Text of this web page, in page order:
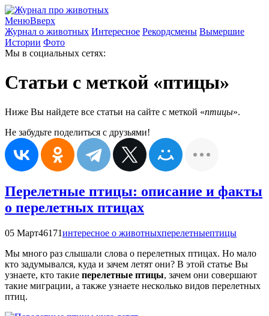
МенюВверх
Журнал о животных Интересное Рекордсмены Вымершие
Истории Фото
Мы в социальных сетях:
Статьи с меткой «птицы»
Ниже Вы найдете все статьи на сайте с меткой «птицы».
Не забудьте поделиться с друзьями!
Перелетные птицы: описание и факты
о перелетных птицах
05 Март46171интересное о животныхперелетныептицы
Мы много раз слышали слова о перелетных птицах. Но мало
кто задумывался, куда и зачем летят они? В этой статье Вы
узнаете, кто такие перелетные птицы, зачем они совершают
такие миграции, а также узнаете несколько видов перелетных
птиц.